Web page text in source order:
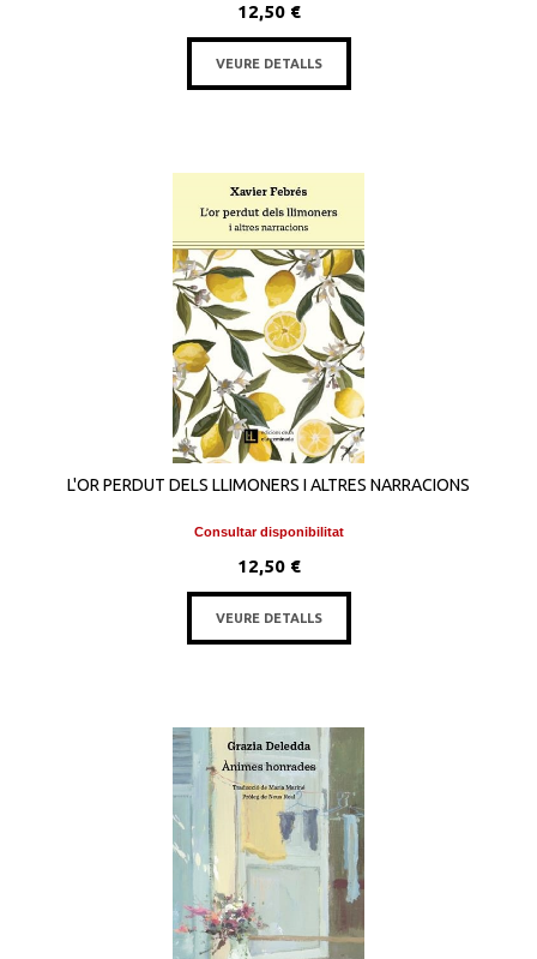
12,50 €
VEURE DETALLS
L'OR PERDUT DELS LLIMONERS I ALTRES NARRACIONS
Consultar disponibilitat
12,50 €
VEURE DETALLS